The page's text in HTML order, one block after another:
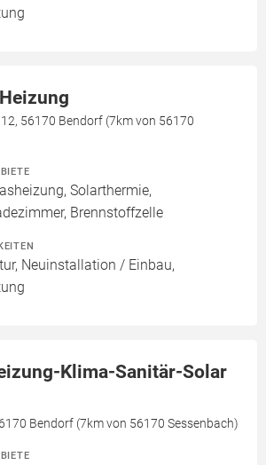
56170 Bendorf (7km von 56170
Solarthermie,
Brennstoffzelle
Neuinstallation / Einbau,
Klima-Sanitär-Solar
Bendorf (7km von 56170 Sessenbach)